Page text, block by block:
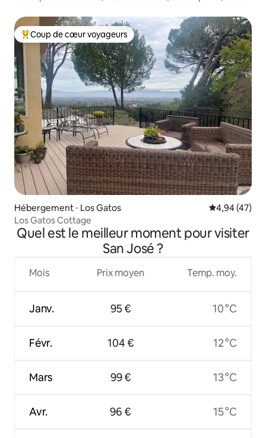
Coups de cœur voyageurs les plus appréciés
Coup de cœur voyageurs
Hébergement ⋅ Los Gatos Évaluation
4,94 (47)
Los Gatos Cottage
Quel est le meilleur moment pour visiter
San José ?
Mois
Janv.
Févr.
Mars
Avr.
Prix moyen
95 €
104 €
99 €
96 €
Temp. moy.
10 °C
12 °C
13 °C
15 °C